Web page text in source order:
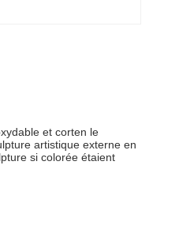
et corten le
artistique externe en
si colorée étaient